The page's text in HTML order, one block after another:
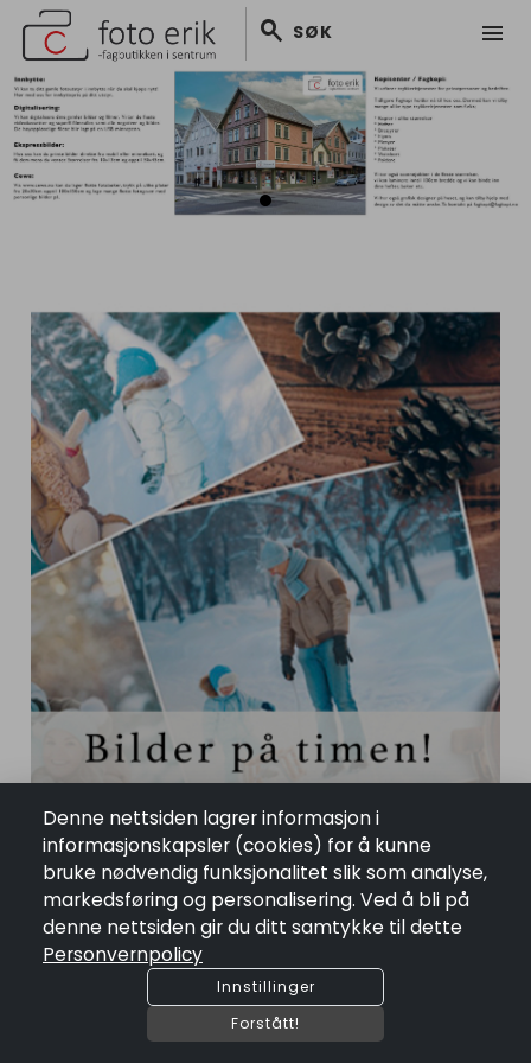
search SØK menu
Denne nettsiden lagrer informasjon i
informasjonskapsler (cookies) for å kunne
bruke nødvendig funksjonalitet slik som analyse,
markedsføring og personalisering. Ved å bli på
denne nettsiden gir du ditt samtykke til dette
Personvernpolicy
Innstillinger
Forstått!